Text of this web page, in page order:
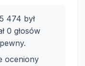
474 był
0 głosów
oceniony